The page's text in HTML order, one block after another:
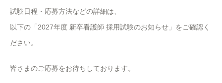
試験日程・応募方法などの詳細は、
以下の「2027年度 新卒看護師 採用試験のお知らせ」をご確認く
ださい。
皆さまのご応募をお待ちしております。